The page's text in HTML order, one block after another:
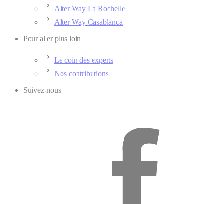
Alter Way La Rochelle
Alter Way Casablanca
Pour aller plus loin
Le coin des experts
Nos contributions
Suivez-nous